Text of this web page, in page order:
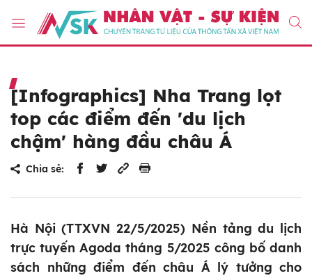
[Infographics] Nha Trang lọt
top các điểm đến 'du lịch
chậm' hàng đầu châu Á
Chia sẻ:
Hà Nội (TTXVN 22/5/2025) Nền tảng du lịch
trực tuyến Agoda tháng 5/2025 công bố danh
sách những điểm đến châu Á lý tưởng cho